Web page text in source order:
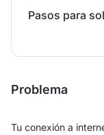
Pasos para
Problema
Tu conexión a